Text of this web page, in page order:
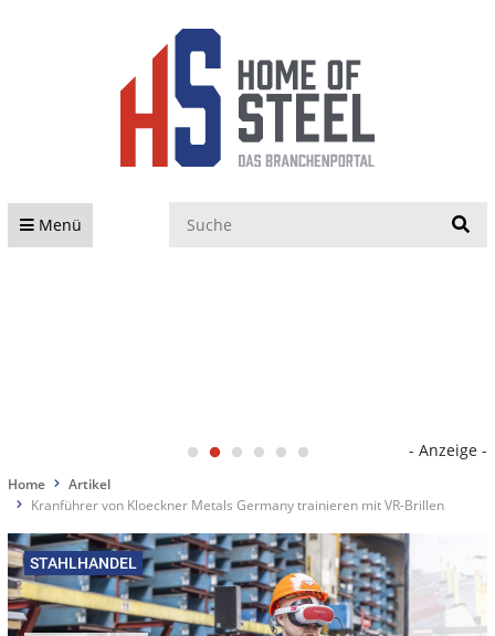
Menü
- Anzeige -
Home
Artikel
Kranführer von Kloeckner Metals Germany trainieren mit VR-Brillen
STAHLHANDEL